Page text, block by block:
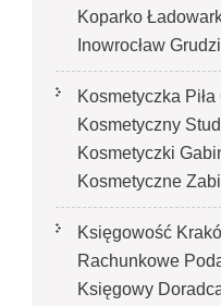
Koparko
Inowrocław
Kosmetyczka
Kosmetyczny
Kosmetyczki
Kosmetyczne
Księgowość
Rachunkowe
Księgowy